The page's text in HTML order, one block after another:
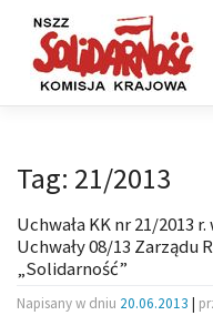
content
Tag: 21/2013
Uchwała KK nr 21/2013
Uchwały 08/13 Zarządu
„Solidarność”
Napisany w dniu 20.06.2013 |